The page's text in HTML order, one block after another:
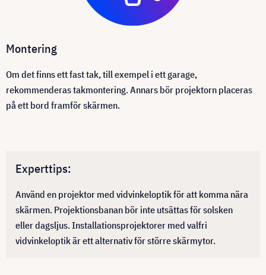
Montering
Om det finns ett fast tak, till exempel i ett garage,
rekommenderas takmontering. Annars bör projektorn placeras
på ett bord framför skärmen.
Experttips:
Använd en projektor med vidvinkeloptik för att komma nära
skärmen. Projektionsbanan bör inte utsättas för solsken
eller dagsljus. Installationsprojektorer med valfri
vidvinkeloptik är ett alternativ för större skärmytor.